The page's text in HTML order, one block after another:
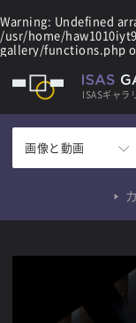
Warning: Undefined
/usr/home/
gallery/functions.php
ISASギャラ
画像と動画